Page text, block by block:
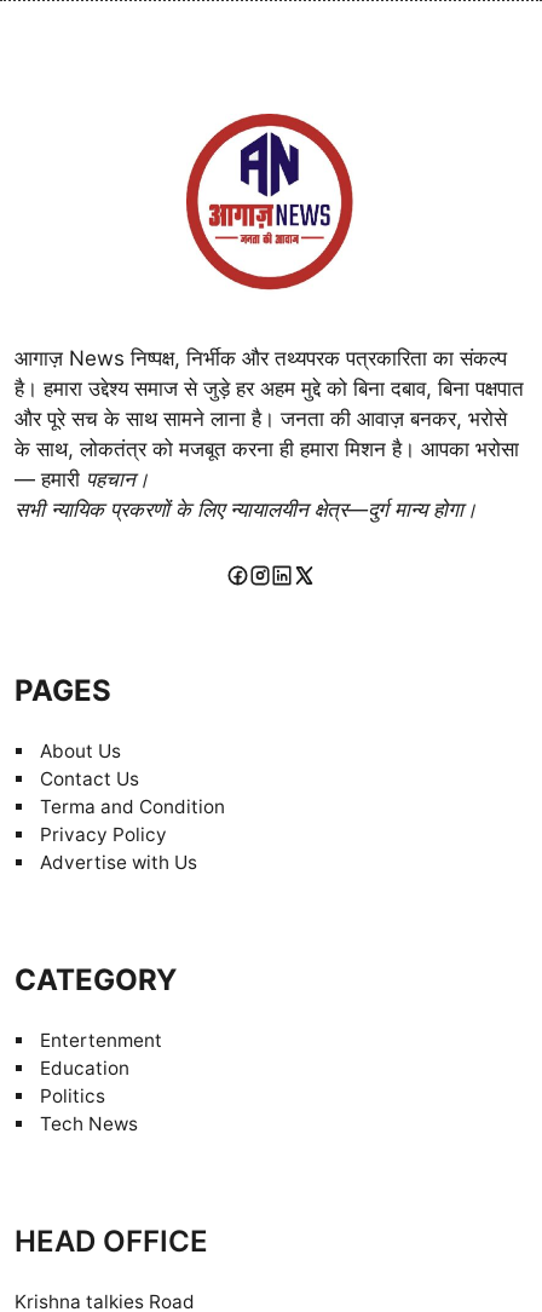
आगाज़ News निष्पक्ष, निर्भीक और तथ्यपरक पत्रकारिता का संकल्प
है। हमारा उद्देश्य समाज से जुड़े हर अहम मुद्दे को बिना दबाव, बिना पक्षपात
और पूरे सच के साथ सामने लाना है। जनता की आवाज़ बनकर, भरोसे
के साथ, लोकतंत्र को मजबूत करना ही हमारा मिशन है। आपका भरोसा
— हमारी पहचान।
सभी न्यायिक प्रकरणों के लिए न्यायालयीन क्षेत्र—दुर्ग मान्य होगा।
PAGES
About Us
Contact Us
Terma and Condition
Privacy Policy
Advertise with Us
CATEGORY
Entertenment
Education
Politics
Tech News
HEAD OFFICE
Krishna talkies Road